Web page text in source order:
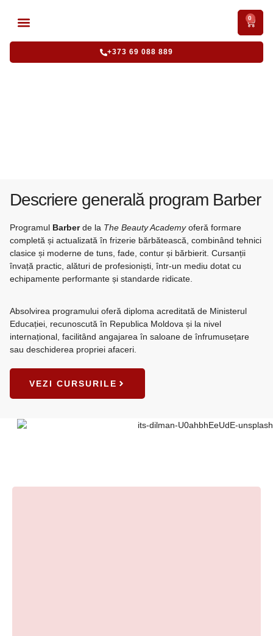
0
+373 69 088 889
Descriere generală program Barber
Programul Barberde la The Beauty Academyoferă formare
completă și actualizată în frizerie bărbătească, combinând tehnici
clasice și moderne de tuns, fade, contur și bărbierit. Cursanții
învață practic, alături de profesioniști, într-un mediu dotat cu
echipamente performante și standarde ridicate.
Absolvirea programului oferă diploma acreditată de Ministerul
Educației, recunoscută în Republica Moldova și la nivel
internațional, facilitând angajarea în saloane de înfrumusețare
sau deschiderea propriei afaceri.
VEZI CURSURILE